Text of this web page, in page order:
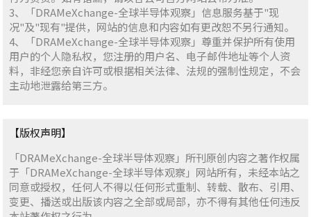
3、「DRAMeXchange-全球半导体观察」信息服务基于"现
况"及"现有"提供，网站的信息和内容如有更改恕不另行通知。
4、「DRAMeXchange-全球半导体观察」尊重并保护所有使用
用户的个人隐私权，您注册的用户名、电子邮件地址等个人资
料，非经您亲自许可或根据相关法律、法规的强制性规定，不会
主动地泄露给第三方。
【版权声明】
「DRAMeXchange-全球半导体观察」所刊原创内容之著作权属
于「DRAMeXchange-全球半导体观察」网站所有，未经本站之
同意或授权，任何人不得以任何形式重制、转载、散布、引用、
变更、播送或出版该内容之全部或局部，亦不得有其他任何违反